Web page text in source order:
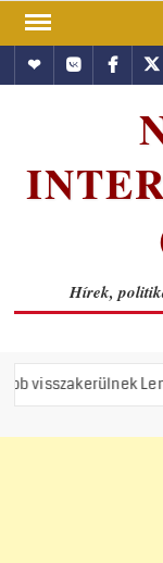
Skip
contentHundubVkontakte
Hírek,
Lengyelországhoz,